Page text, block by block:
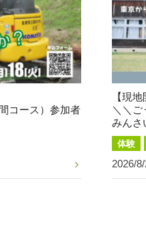
コース）参加者
【現地
＼＼ご
みんさ
体験
2026/